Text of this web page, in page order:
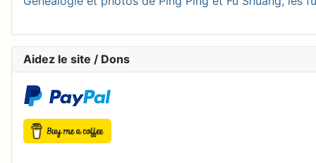
Aidez le site / Dons